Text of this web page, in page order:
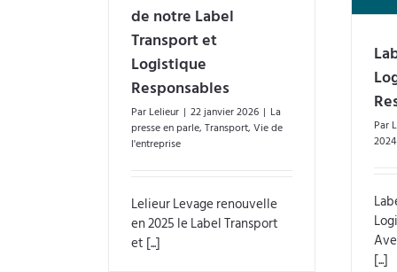
de notre Label
Transport et
Logistique
Responsables
Par Lelieur | 22 janvier 2026 | La
presse en parle, Transport, Vie de
l'entreprise
Lelieur Levage renouvelle
en 2025 le Label Transport
et [...]
Par
2024
[...]